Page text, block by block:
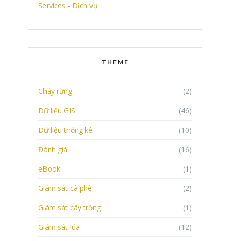
Services - Dịch vụ
THEME
Cháy rừng
(2)
Dữ liệu GIS
(46)
Dữ liệu thống kê
(10)
Đánh giá
(16)
eBook
(1)
Giám sát cà phê
(2)
Giám sát cây trồng
(1)
Giám sát lúa
(12)